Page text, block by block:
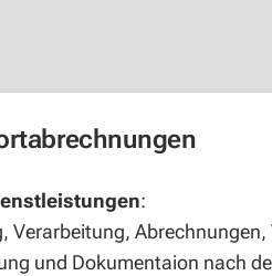
:
Verarbeitung,
und Dokumentaion nach